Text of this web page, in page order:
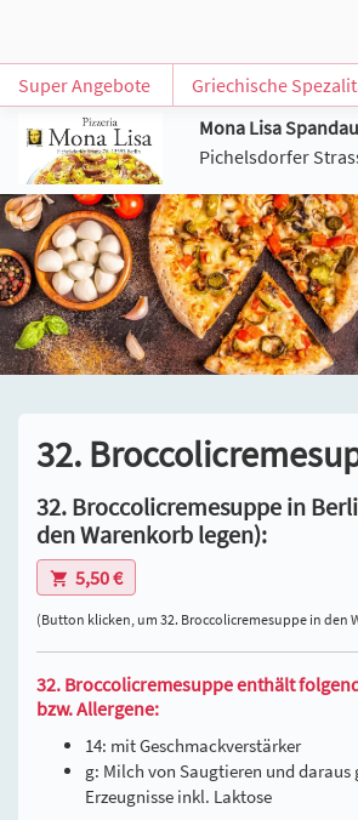
Super Angebote Griechische
Mona Lisa Spandau
Pichelsdorfer
32.
32. Broccolicremesuppe in
den Warenkorb legen):
5,50 €
(Button klicken, um 32. Broccolicremesuppe in den
32. Broccolicremesuppe enthält
bzw. Allergene:
14: mit Geschmackverstärker
g: Milch von Saugtieren und daraus
Erzeugnisse inkl. Laktose